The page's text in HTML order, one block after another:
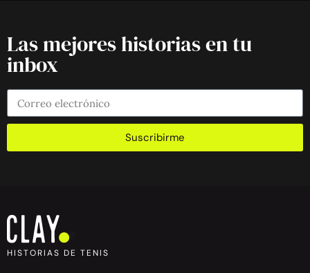
Las mejores historias en tu
inbox
Suscribirme
HISTORIAS DE TENIS